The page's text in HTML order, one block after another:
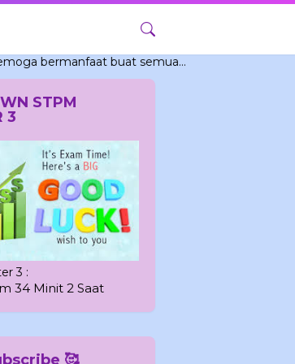
buat semua...
STPM
3
3 :
34 Minit 1 Saat
🥰